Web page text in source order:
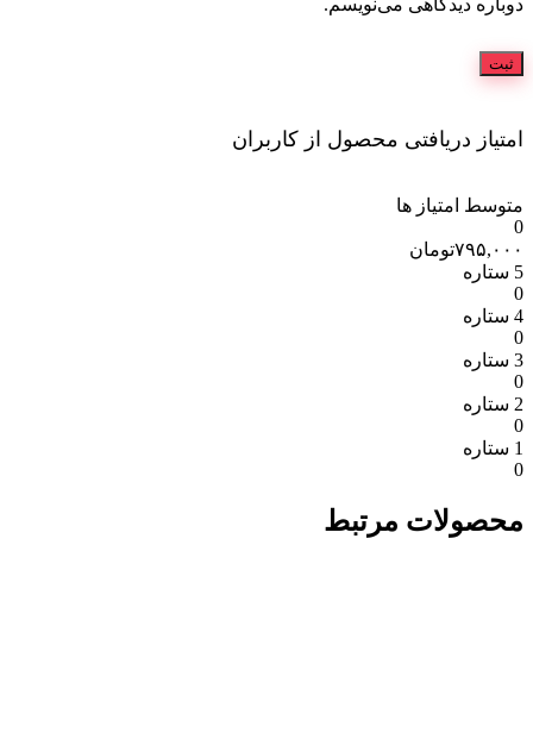
امتیاز دریافتی محصول از کاربران
متوسط امتیاز ها
0
۷۹۵,۰۰۰تومان
5 ستاره
0
4 ستاره
0
3 ستاره
0
2 ستاره
0
1 ستاره
0
محصولات مرتبط